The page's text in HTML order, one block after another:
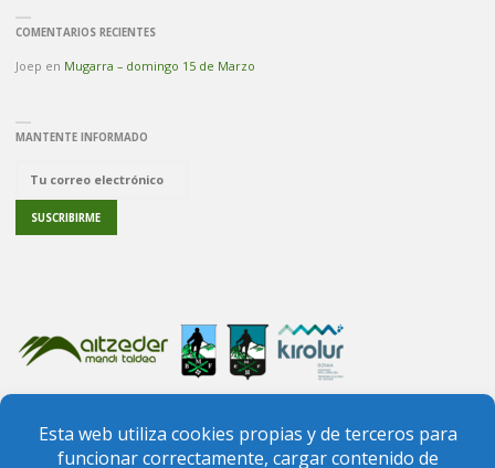
COMENTARIOS RECIENTES
Joep en Mugarra – domingo 15 de Marzo
MANTENTE INFORMADO